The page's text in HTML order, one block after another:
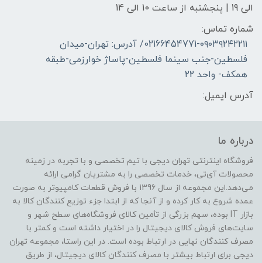
الی 19 | پنجشنبه از ساعت 10 الی 14
شماره تماس:
02166454771-۰۹۰۳۹۲۴۲۲۱۱/ آدرس: تهران-میدان
فلسطین-جنب سینما فلسطین-پاساژ خوارزمی-طبقه
همکف- واحد 22
آدرس ایمیل:
درباره ما
فروشگاه اینترنتی تهران دیجی با تیم تخصصی و با تجربه در زمینه
محصولات آی‌تی، خدمات تخصصی را به مشتریان گرامی ارائه
می‌دهد.این مجموعه از سال 1396 با فروش قطعات کامپیوتر به صورت
عمده شروع به کار کرده و از آنجا که از ابتدا جزء توزیع کنندگان کالا به
بازار IT بوده، سهم بزرگی از تأمین کالای فروشگاه‌های سطح شهر و
سایت‌های فروش کالای دیجیتال را در اختیار داشته است و کمتر با
مصرف کنندگان نهایی در ارتباط بوده است. در این راستا، مجموعه تهران
دیجی برای ارتباط بیشتر با مصرف کنندگان کالای دیجیتال، از طریق